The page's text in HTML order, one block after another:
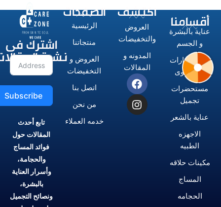
أقسامنا
عناية بالبشرة
و الجسم
الاستشوارات
و المكاوى
مستحضرات
تجميل
عناية بالشعر
الاجهزه
الطبيه
مكينات حلاقه
المساج
الحجامه
اكتشف
العروض
والتخفيضات
المدونه و
المقالات
الصفحات
الرئيسية
منتجاتنا
العروض و
التخفيضات
اتصل بنا
من نحن
خدمه العملاء
اشترك فى
نشرة
Subscribe
تابع أحدث
المقالات حول
فوائد المساج
والحجامة،
وأسرار العناية
بالبشرة،
ونصائح التجميل